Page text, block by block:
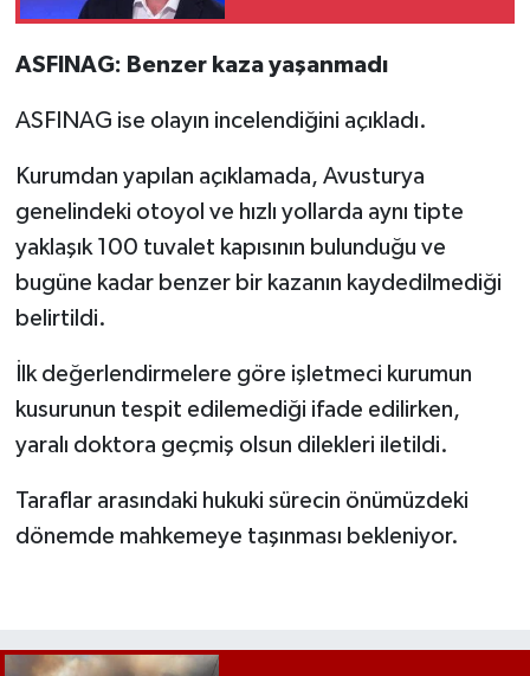
ASFINAG: Benzer kaza yaşanmadı
ASFINAG ise olayın incelendiğini açıkladı.
Kurumdan yapılan açıklamada, Avusturya
genelindeki otoyol ve hızlı yollarda aynı tipte
yaklaşık 100 tuvalet kapısının bulunduğu ve
bugüne kadar benzer bir kazanın kaydedilmediği
belirtildi.
İlk değerlendirmelere göre işletmeci kurumun
kusurunun tespit edilemediği ifade edilirken,
yaralı doktora geçmiş olsun dilekleri iletildi.
Taraflar arasındaki hukuki sürecin önümüzdeki
dönemde mahkemeye taşınması bekleniyor.